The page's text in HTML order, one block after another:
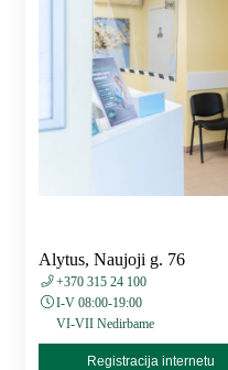
Alytus, Naujoji g. 76
+370 315 24 100
I-V 08:00-19:00
VI-VII Nedirbame
Registracija internetu